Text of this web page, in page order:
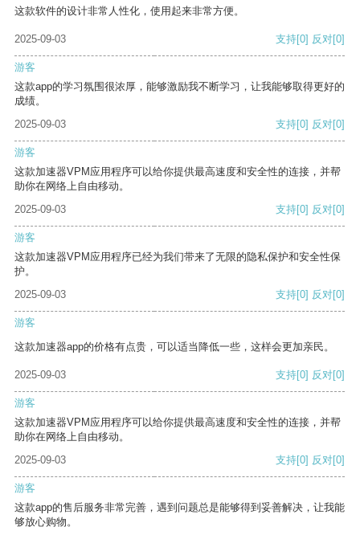
这款软件的设计非常人性化，使用起来非常方便。
2025-09-03 支持[0] 反对[0]
游客
这款app的学习氛围很浓厚，能够激励我不断学习，让我能够取得更好的
成绩。
2025-09-03
支持[0] 反对[0]
游客
这款加速器VPM应用程序可以给你提供最高速度和安全性的连接，并帮
助你在网络上自由移动。
2025-09-03
支持[0] 反对[0]
游客
这款加速器VPM应用程序已经为我们带来了无限的隐私保护和安全性保
护。
2025-09-03
支持[0] 反对[0]
游客
这款加速器app的价格有点贵，可以适当降低一些，这样会更加亲民。
2025-09-03 支持[0] 反对[0]
游客
这款加速器VPM应用程序可以给你提供最高速度和安全性的连接，并帮
助你在网络上自由移动。
2025-09-03
支持[0] 反对[0]
游客
这款app的售后服务非常完善，遇到问题总是能够得到妥善解决，让我能
够放心购物。